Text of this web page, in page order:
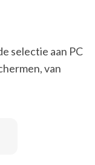
selectie aan PC
van